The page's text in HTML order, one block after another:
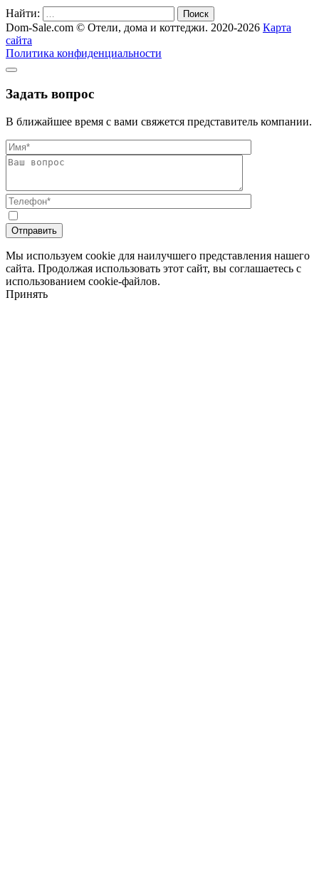
Найти: Поиск
Dom-Sale.com © Отели, дома и коттеджи. 2020-2026 Карта
сайта
Политика конфиденциальности
Задать вопрос
В ближайшее время с вами свяжется представитель компании.
Мы используем cookie для наилучшего представления нашего
сайта. Продолжая использовать этот сайт, вы соглашаетесь с
использованием cookie-файлов.
Принять